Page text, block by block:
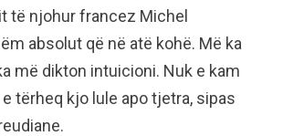
të njohur francez Michel
absolut që në atë kohë. Më ka
më dikton intuicioni. Nuk e kam
tërheq kjo lule apo tjetra, sipas